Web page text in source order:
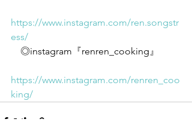
https://www.instagram.com/ren.songstr
ess/
◎instagram『renren_cooking』
https://www.instagram.com/renren_coo
king/